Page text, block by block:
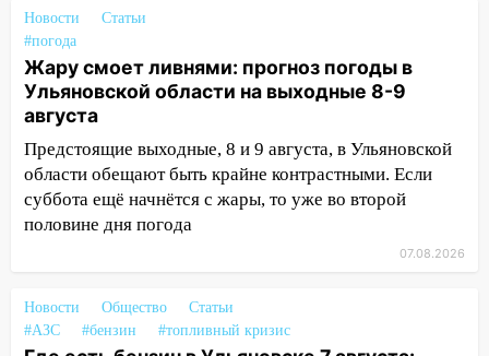
проверки обновили разметку на
пешеходных переходах
14:40
На проспекте Гая в Ульяновске
запретили остановку автомобилей на
50-метровом участке
14:22 В Новом городе 8 августа пройдет
большой фестиваль «Наше время» с
мотофристайлом и концертом
«Мураками»
погоды в Ульяновской области на
выходные 8-9 августа
Новости
Статьи
#погода
Жару смоет ливнями: прогноз погоды в
Ульяновской области на выходные 8-9
августа
Предстоящие выходные, 8 и 9 августа, в Ульяновской
области обещают быть крайне контрастными. Если
суббота ещё начнётся с жары, то уже во второй
половине дня погода
07.08.2026
Новости Общество
Статьи
#АЗС
#бензин #топливный кризис